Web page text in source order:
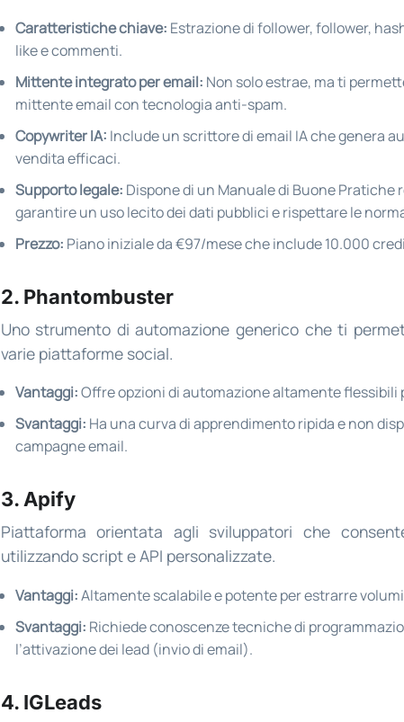
Caratteristiche chiave: Estrazione di follower, follower,
like e commenti.
Mittente integrato per email: Non solo estrae, ma ti
mittente email con tecnologia anti-spam.
Copywriter IA: Include un scrittore di email IA che genera
vendita efficaci.
Supporto legale: Dispone di un Manuale di Buone Pratiche
garantire un uso lecito dei dati pubblici e rispettare le
Prezzo: Piano iniziale da €97/mese che include 10.000
2. Phantombuster
Uno strumento di automazione generico che ti
varie piattaforme social.
Vantaggi:Offre opzioni di automazione altamente flessibili
Svantaggi: Ha una curva di apprendimento ripida e non
campagne email.
3. Apify
Piattaforma orientata agli sviluppatori che
utilizzando script e API personalizzate.
Vantaggi:Altamente scalabile e potente per estrarre
Svantaggi: Richiede conoscenze tecniche di
l’attivazione dei lead (invio di email).
4. IGLeads